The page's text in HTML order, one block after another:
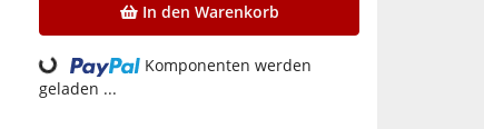
In den Warenkorb
Loading...
Komponenten werden
geladen ...